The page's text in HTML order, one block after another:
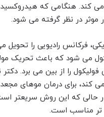
کند. هنگامی که
موثر در نظر گرفته می شود.
فرکانس رادیویی را تحویل
می شود که باعث تحریک
را از بین می برد. دکتر
می کند، برای درمان موهای
که این روش سریعتر است،
تر مناسب است.